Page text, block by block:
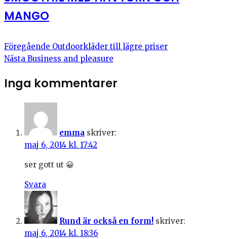
MANGO
Föregående Outdoorkläder till lägre priser
Nästa Business and pleasure
Inga kommentarer
emma skriver:
maj 6, 2014 kl. 17:42
ser gott ut 😀
Svara
Rund är också en form! skriver:
maj 6, 2014 kl. 18:36